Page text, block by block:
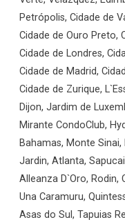
Petrópolis, Cidade de
Cidade de Ouro Preto,
Cidade de Londres,
Cidade de Madrid,
Cidade de Zurique,
Dijon, Jardim de
Mirante CondoClub,
Bahamas, Monte
Jardin, Atlanta,
Alleanza D`Oro, Rodin,
Una Caramuru,
Asas do Sul, Tapuias